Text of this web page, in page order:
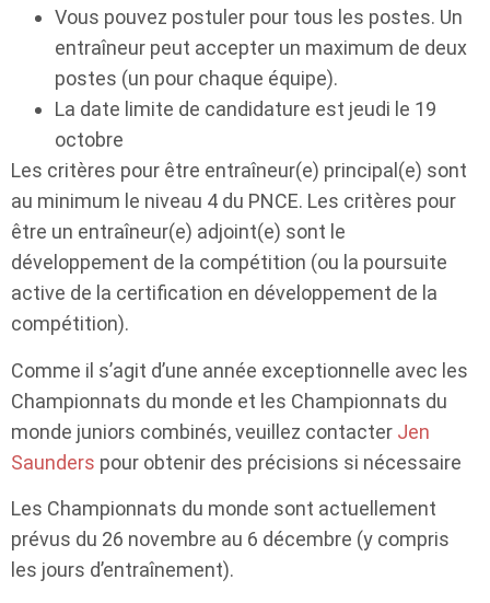
Vous pouvez postuler pour tous les postes. Un
entraîneur peut accepter un maximum de deux
postes (un pour chaque équipe).
La date limite de candidature est jeudi le 19
octobre
Les critères pour être entraîneur(e) principal(e) sont
au minimum le niveau 4 du PNCE. Les critères pour
être un entraîneur(e) adjoint(e) sont le
développement de la compétition (ou la poursuite
active de la certification en développement de la
compétition).
Comme il s’agit d’une année exceptionnelle avec les
Championnats du monde et les Championnats du
monde juniors combinés, veuillez contacter Jen
Saunders pour obtenir des précisions si nécessaire
Les Championnats du monde sont actuellement
prévus du 26 novembre au 6 décembre (y compris
les jours d’entraînement).